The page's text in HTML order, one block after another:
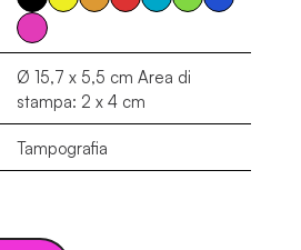
Ø 15,7 x 5,5 cm Area di
stampa: 2 x 4 cm
Tampografia